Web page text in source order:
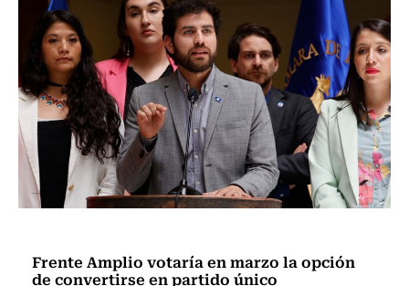
Frente Amplio votaría en marzo la opción
de convertirse en partido único